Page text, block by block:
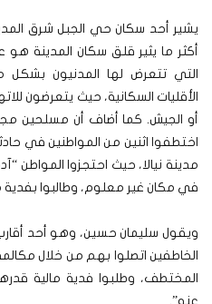
يشير أحد سكان حي الجبل شرق
أكثر ما يثير قلق سكان المدينة
التي تتعرض لها المدنيون بشكل
الأقليات السكانية، حيث يتعرضون
أو الجيش. كما أضاف أن مسلحين
اختطفوا اثنين من المواطنين في
مدينة نيالا، حيث احتجزوا المواطن
في مكان غير معلوم، وطالبوا بفدية
ويقول سليمان حسين، وهو أحد أقارب
الخاطفين اتصلوا بهم من خلال
عنه”.